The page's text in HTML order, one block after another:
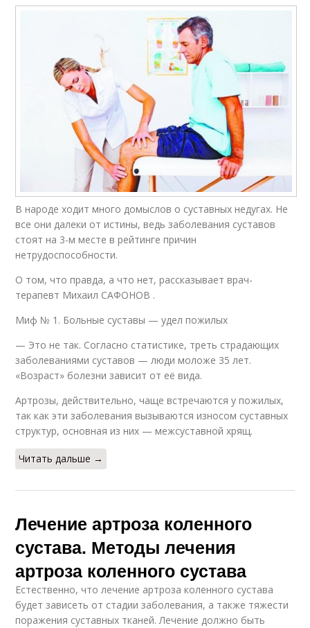
В народе ходит много домыслов о сус­тавных недугах. Не
все они далеки от истины, ведь заболевания суставов
стоят на 3-м месте в рейтинге причин
нетрудоспособности.
О том, что правда, а что нет, рассказывает врач-
терапевт Михаил САФОНОВ .
Миф № 1. Больные суставы — удел пожилых
— Это не так. Согласно статистике, треть страдающих
заболеваниями суставов — люди моложе 35 лет.
«Возраст» болезни зависит от её вида.
Артрозы, действительно, чаще встречаются у пожилых,
так как эти заболевания вызываются износом суставных
структур, основная из них — межсус­тавной хрящ.
Читать дальше →
Лечение артроза коленного
сустава. Методы лечения
артроза коленного сустава
Естественно, что лечение артроза коленного сустава
будет зависеть от стадии заболевания, а также тяжести
поражения суставных тканей. Лечение должно быть